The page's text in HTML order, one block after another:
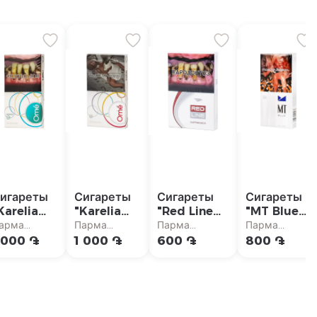
000 ֏
Сигареты
"Karelia
Ome
Superslims
Парма
супермаркет
1 000 ֏
Сигареты
"Red Line
Superkings"
Парма
супермаркет
600 ֏
Сигареты
"MT Blue
Slims"
Парма
супермаркет
800 ֏